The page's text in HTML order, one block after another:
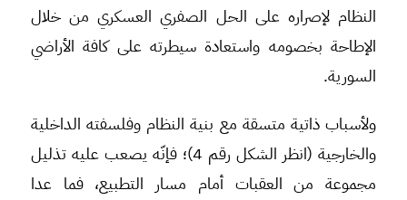
النظام لإصراره على الحل الصفري العسكري من خلال
الإطاحة بخصومه واستعادة سيطرته على كافة الأراضي
السورية.
ولأسباب ذاتية متسقة مع بنية النظام وفلسفته الداخلية
والخارجية (انظر الشكل رقم 4)؛ فإنّه يصعب عليه تذليل
مجموعة من العقبات أمام مسار التطبيع، فما عدا